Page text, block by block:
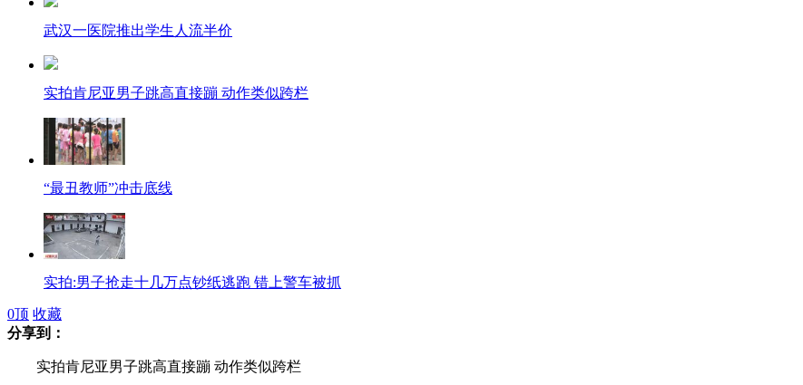
武汉一医院推出学生人流半价
实拍肯尼亚男子跳高直接蹦 动作类似跨栏
“最丑教师”冲击底线
实拍:男子抢走十几万点钞纸逃跑 错上警车被抓
中国南水北调东线一期工程江苏段试通水
0顶 收藏
分享到：
实拍肯尼亚男子跳高直接蹦 动作类似跨栏